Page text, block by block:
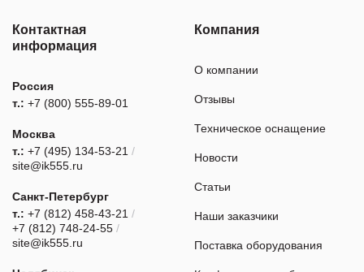
Контактная
информация
Россия
т.: +7 (800) 555-89-01
Москва
т.: +7 (495) 134-53-21 /
site@ik555.ru
Санкт-Петербург
т.: +7 (812) 458-43-21 /
+7 (812) 748-24-55 /
site@ik555.ru
Компания
О компании
Отзывы
Техническое оснащение
Новости
Статьи
Наши заказчики
Поставка оборудования